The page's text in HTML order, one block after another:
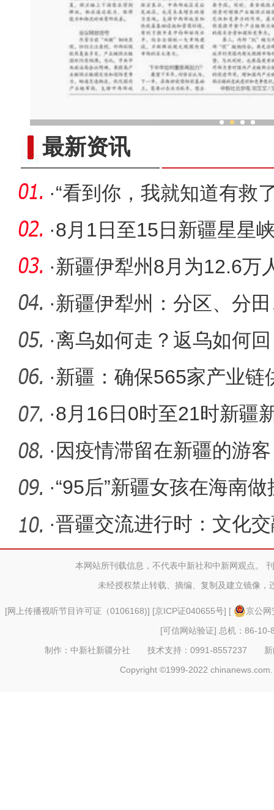
最新资讯
·“看到你，我就知道有救
·8月1日至15日新疆星星
辆29.4万
·新疆伊犁州8月为12.6万
5621.7万
·新疆伊犁州：分区、分
产作业
·离乌如何走？返乌如何
解
·新疆：确保565家产业链
单”企业正
·8月16日0时至21时新疆
177例
· 因疫情滞留在新疆的游
·“95后”新疆女孩在海南
颗‘
·晋疆交流进行时：文化
本网站所刊载信息，不代表中新社和中新网观点。
未经授权禁止转载、摘编、复制及建立镜像，
[网上传播视听节目许可证（0106168)] [京ICP证040655号] [
京公
[可信网站验证] 总机：86-10-
制作：中新社新疆分社 技术支持：0991-8557237
Copyright ©1999-2022